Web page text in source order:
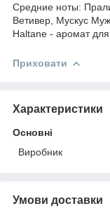
Средние ноты:
Ветивер, Мускус
Haltane - аромат
Приховати
Характеристики
Основні
Виробник
Умови доставки